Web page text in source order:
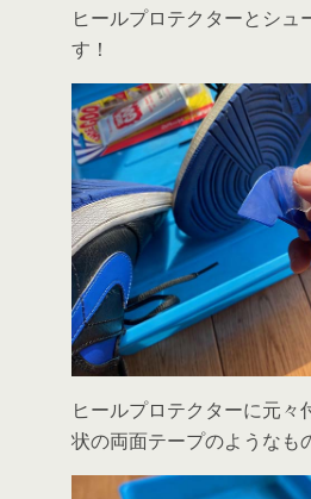
ヒールプロテクターとシュ
す！
ヒールプロテクターに元々
状の両面テープのようなも